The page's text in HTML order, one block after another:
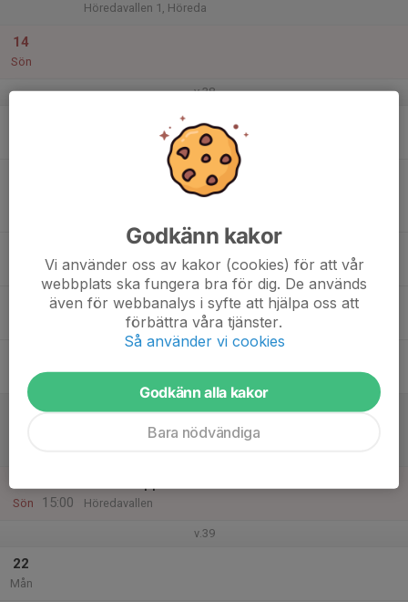
Höredavallen 1, Höreda
14
Sön
v.38
Match mot IFK S-RIF (9-m)
18:00
Träning
Höredavallen
15:00
Match mot Bodafors SK
Div 5 Norra Herr
Sön
15:00
Höredavallen
v.39
22
Mån
Godkänn kakor
Vi använder oss av kakor (cookies) för att vår
webbplats ska fungera bra för dig. De används
även för webbanalys i syfte att hjälpa oss att
förbättra våra tjänster.
Så använder vi cookies
Godkänn alla kakor
Bara nödvändiga